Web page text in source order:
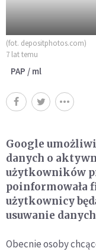
(fot. depositphotos.com)
7 lat temu
PAP / ml
Google
danych o
użytkowników
poinformowała
użytkownicy
usuwanie
Obecnie osoby